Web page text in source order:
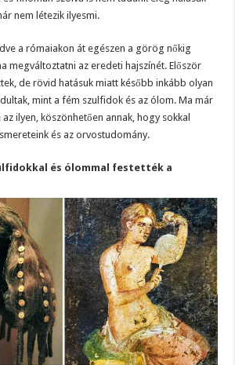
nem létezik ilyesmi.
a rómaiakon át egészen a görög nőkig
megváltoztatni az eredeti hajszínét. Először
de rövid hatásuk miatt később inkább olyan
mint a fém szulfidok és az ólom. Ma már
ilyen, köszönhetően annak, hogy sokkal
és az orvostudomány.
és ólommal festették a